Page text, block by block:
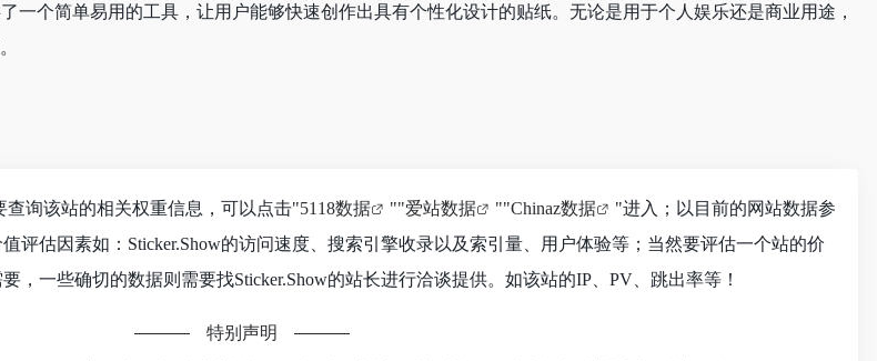
一个简单易用的工具，让用户能够快速创作出具有个性化设计的贴纸。无论是用于个人娱乐还是商业用途，
查询该站的相关权重信息，可以点击"5118数据 ""爱站数据 ""Chinaz数据
"进入；以目前的网站数据参
评估因素如：Sticker.Show的访问速度、搜索引擎收录以及索引量、用户体验等；当然要评估一个站的价
，一些确切的数据则需要找Sticker.Show的站长进行洽谈提供。如该站的IP、PV、跳出率等！
特别声明